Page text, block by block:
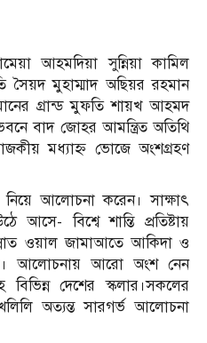
আহমদিয়া সুন্নিয়া কামিল
সৈয়দ মুহাম্মাদ অছিয়র রহমান
গ্রান্ড মুফতি শায়খ আহমদ
বাদ জোহর আমন্ত্রিত অতিথি
মধ্যাহ্ন ভোজে অংশগ্রহণ
নিয়ে আলোচনা করেন। সাক্ষাৎ
বিশ্বে শান্তি প্রতিষ্টায়
ওয়াল জামাআতে আকিদা ও
আলোচনায় আরো অংশ নেন
দেশের স্কলার।সকলের
অত্যন্ত সারগর্ভ আলোচনা